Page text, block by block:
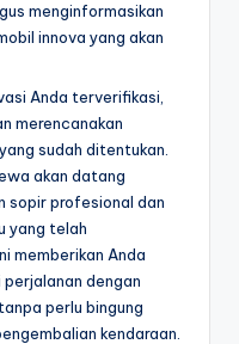
menginformasikan
innova yang akan
Anda terverifikasi,
merencanakan
sudah ditentukan.
akan datang
sopir profesional dan
yang telah
memberikan Anda
dengan
perlu bingung
kendaraan.